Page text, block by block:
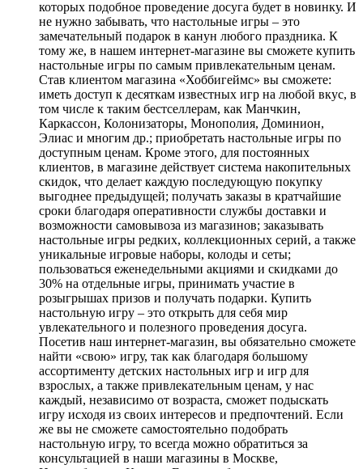
которых подобное проведение досуга будет в новинку. И
не нужно забывать, что настольные игры – это
замечательный подарок в канун любого праздника. К
тому же, в нашем интернет-магазине вы сможете купить
настольные игры по самым привлекательным ценам.
Став клиентом магазина «Хоббигеймс» вы сможете:
иметь доступ к десяткам известных игр на любой вкус, в
том числе к таким бестселлерам, как Манчкин,
Каркассон, Колонизаторы, Монополия, Доминион,
Элиас и многим др.; приобретать настольные игры по
доступным ценам. Кроме этого, для постоянных
клиентов, в магазине действует система накопительных
скидок, что делает каждую последующую покупку
выгоднее предыдущей; получать заказы в кратчайшие
сроки благодаря оперативности службы доставки и
возможности самовывоза из магазинов; заказывать
настольные игры редких, коллекционных серий, а также
уникальные игровые наборы, колоды и сеты;
пользоваться еженедельными акциями и скидками до
30% на отдельные игры, принимать участие в
розыгрышах призов и получать подарки. Купить
настольную игру – это открыть для себя мир
увлекательного и полезного проведения досуга.
Посетив наш интернет-магазин, вы обязательно сможете
найти «свою» игру, так как благодаря большому
ассортименту детских настольных игр и игр для
взрослых, а также привлекательным ценам, у нас
каждый, независимо от возраста, сможет подыскать
игру исходя из своих интересов и предпочтений. Если
же вы не сможете самостоятельно подобрать
настольную игру, то всегда можно обратиться за
консультацией в наши магазины в Москве,